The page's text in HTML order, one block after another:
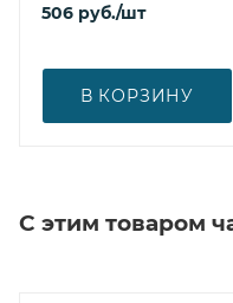
506 руб./шт
В КОРЗИНУ
С этим товаром